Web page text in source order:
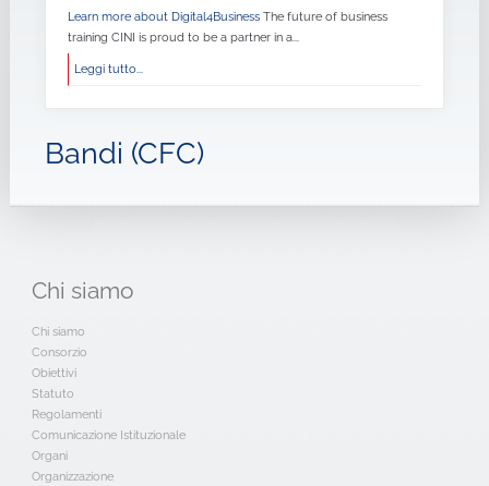
Learn more about Digital4BusinessThe future of business
training CINI is proud to be a partner in a...
Leggi tutto...
Bandi (CFC)
Chi siamo
Chi siamo
Consorzio
Obiettivi
Statuto
Regolamenti
Comunicazione Istituzionale
Organi
Organizzazione